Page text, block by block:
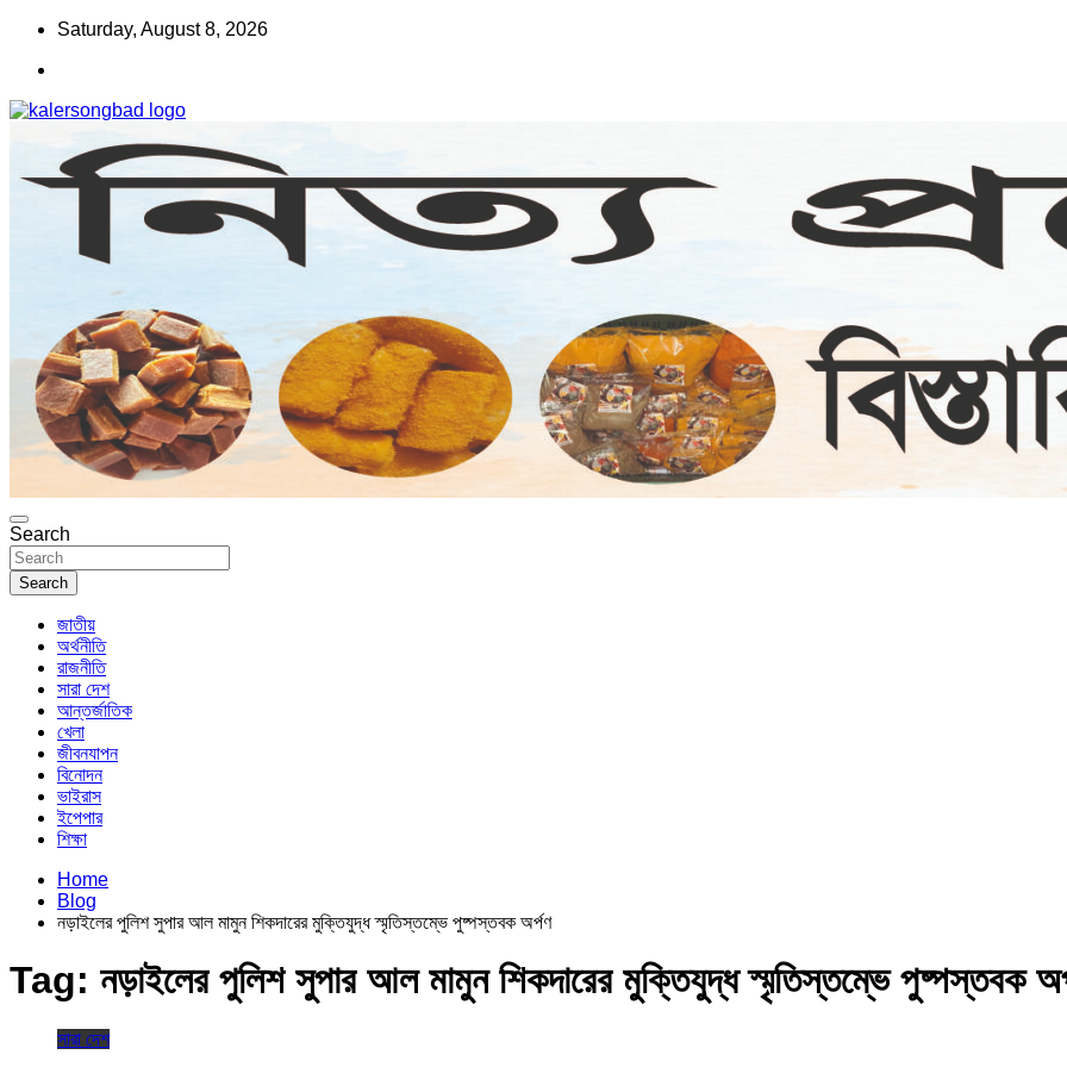
Skip
content
Saturday, August 8, 2026
কালের সংবাদ
www.kalersongbad.com
Search
Search
জাতীয়
অর্থনীতি
রাজনীতি
সারা দেশ
আন্তর্জাতিক
খেলা
জীবনযাপন
বিনোদন
ভাইরাস
ইপেপার
শিক্ষা
Home
Blog
নড়াইলের পুলিশ সুপার আল মামুন শিকদারের মুক্তিযুদ্ধ স্মৃতিস্তম্ভে পুষ্পস্তবক অর্পণ
Tag: নড়াইলের পুলিশ সুপার আল মামুন শিকদারের মুক্তিযুদ্ধ স্মৃতিস্তম্ভে পুষ্পস্তবক
সারা দেশ